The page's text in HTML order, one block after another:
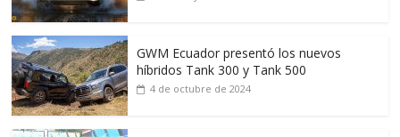
GWM Ecuador presentó los nuevos
híbridos Tank 300 y Tank 500
4 de octubre de 2024